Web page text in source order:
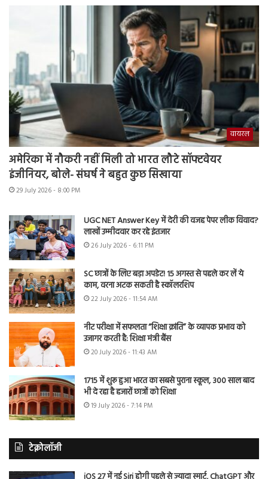
वायरल
अमेरिका में नौकरी नहीं मिली तो भारत लौटे सॉफ्टवेयर
इंजीनियर, बोले- संघर्ष ने बहुत कुछ सिखाया
29 July 2026 - 8:00 PM
UGC NET Answer Key में देरी की वजह पेपर लीक विवाद?
लाखों उम्मीदवार कर रहे इंतजार
26 July 2026 - 6:11 PM
SC छात्रों के लिए बड़ा अपडेट! 15 अगस्त से पहले कर लें ये
काम, वरना अटक सकती है स्कॉलरशिप
22 July 2026 - 11:54 AM
नीट परीक्षा में सफलता “शिक्षा क्रांति” के व्यापक प्रभाव को
उजागर करती है: शिक्षा मंत्री बैंस
20 July 2026 - 11:43 AM
1715 में शुरू हुआ भारत का सबसे पुराना स्कूल, 300 साल बाद
भी दे रहा है हजारों छात्रों को शिक्षा
19 July 2026 - 7:14 PM
टेक्नोलॉजी